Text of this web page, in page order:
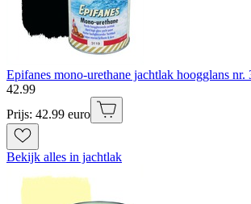
Epifanes mono-urethane jachtlak hoogglans nr.
42.99
Prijs: 42.99 euro
Bekijk alles in jachtlak